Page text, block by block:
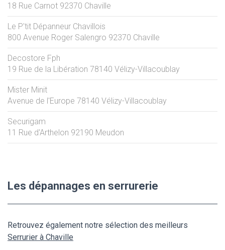
18 Rue Carnot 92370 Chaville
Le P'tit Dépanneur Chavillois
800 Avenue Roger Salengro 92370 Chaville
Decostore Fph
19 Rue de la Libération 78140 Vélizy-Villacoublay
Mister Minit
Avenue de l'Europe 78140 Vélizy-Villacoublay
Securigam
11 Rue d'Arthelon 92190 Meudon
Les dépannages en serrurerie
Retrouvez également notre sélection des meilleurs
Serrurier à Chaville